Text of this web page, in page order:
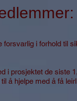
i forhold til
i prosjektet de siste
å hjelpe med å få